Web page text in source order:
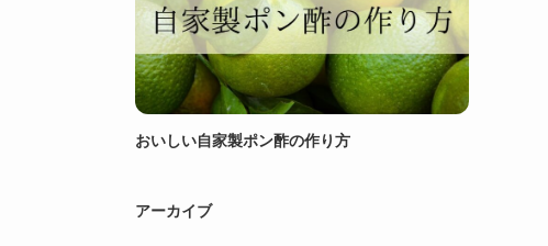
おいしい自家製ポン酢の作り方
アーカイブ